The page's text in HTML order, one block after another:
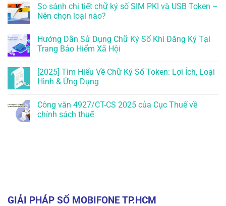
So sánh chi tiết chữ ký số SIM PKI và USB Token –
Nên chọn loại nào?
Hướng Dẫn Sử Dụng Chữ Ký Số Khi Đăng Ký Tại
Trang Bảo Hiểm Xã Hội
[2025] Tìm Hiểu Về Chữ Ký Số Token: Lợi Ích, Loại
Hình & Ứng Dụng
Công văn 4927/CT-CS 2025 của Cục Thuế về
chính sách thuế
GIẢI PHÁP SỐ MOBIFONE TP.HCM